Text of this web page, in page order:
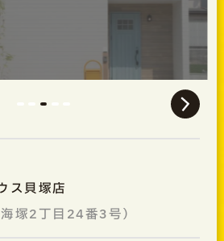
ス貝塚店
塚2丁目24番3号）